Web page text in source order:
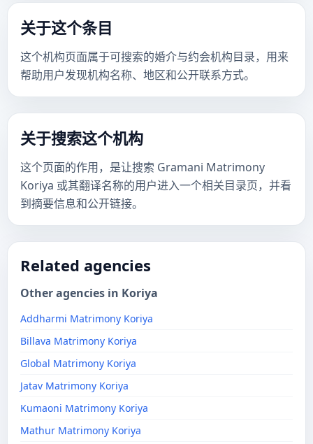
关于这个条目
这个机构页面属于可搜索的婚介与约会机构目录，用来
帮助用户发现机构名称、地区和公开联系方式。
关于搜索这个机构
这个页面的作用，是让搜索 Gramani Matrimony
Koriya 或其翻译名称的用户进入一个相关目录页，并看
到摘要信息和公开链接。
Related agencies
Other agencies in Koriya
Addharmi Matrimony Koriya
Billava Matrimony Koriya
Global Matrimony Koriya
Jatav Matrimony Koriya
Kumaoni Matrimony Koriya
Mathur Matrimony Koriya